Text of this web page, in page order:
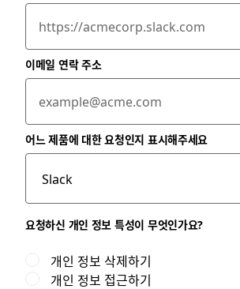
이메일 연락 주소
어느 제품에 대한 요청인지 표시해주세요
요청하신 개인 정보 특성이 무엇인가요?
개인 정보 삭제하기
개인 정보 접근하기